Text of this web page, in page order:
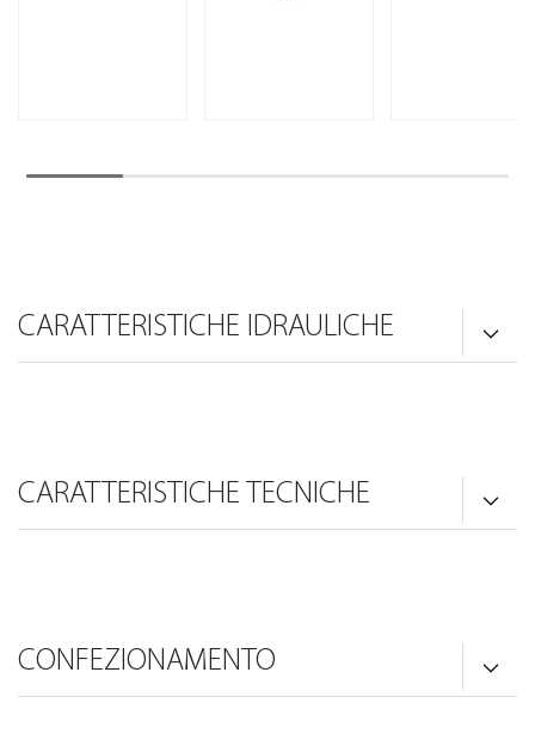
CARATTERISTICHE IDRAULICHE
CARATTERISTICHE TECNICHE
CONFEZIONAMENTO